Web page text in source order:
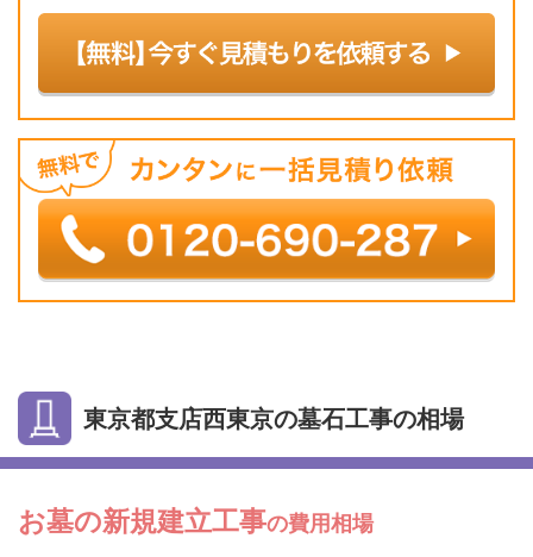
東京都支店西東京の墓石工事の相場
お墓の新規建立工事の費用相場